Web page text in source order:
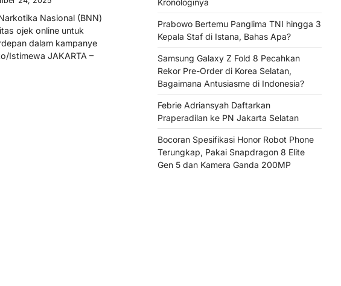
Nasional (BNN)
ojek online untuk
dalam kampanye
Istimewa JAKARTA –
Kronologinya
Prabowo Bertemu Panglima TNI hingga 3
Kepala Staf di Istana, Bahas Apa?
Samsung Galaxy Z Fold 8 Pecahkan
Rekor Pre-Order di Korea Selatan,
Bagaimana Antusiasme di Indonesia?
Febrie Adriansyah Daftarkan
Praperadilan ke PN Jakarta Selatan
Bocoran Spesifikasi Honor Robot Phone
Terungkap, Pakai Snapdragon 8 Elite
Gen 5 dan Kamera Ganda 200MP